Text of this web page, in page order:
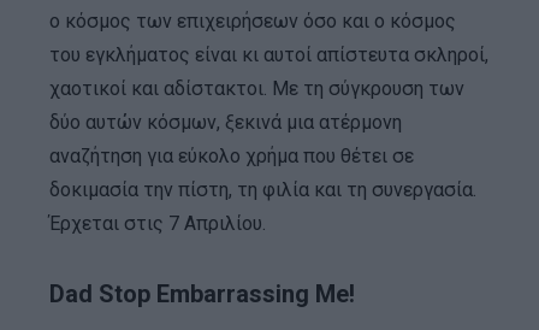
ο κόσμος των επιχειρήσεων όσο και ο κόσμος
του εγκλήματος είναι κι αυτοί απίστευτα σκληροί,
χαοτικοί και αδίστακτοι. Με τη σύγκρουση των
δύο αυτών κόσμων, ξεκινά μια ατέρμονη
αναζήτηση για εύκολο χρήμα που θέτει σε
δοκιμασία την πίστη, τη φιλία και τη συνεργασία.
Έρχεται στις 7 Απριλίου.
Dad Stop Embarrassing Me!